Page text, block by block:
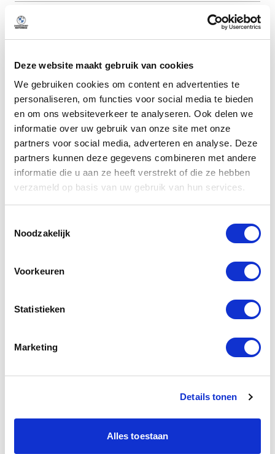
Deze website maakt gebruik van cookies
We gebruiken cookies om content en advertenties te
personaliseren, om functies voor social media te bieden
en om ons websiteverkeer te analyseren. Ook delen we
informatie over uw gebruik van onze site met onze
partners voor social media, adverteren en analyse. Deze
partners kunnen deze gegevens combineren met andere
informatie die u aan ze heeft verstrekt of die ze hebben
verzameld op basis van uw gebruik van hun services.
Noodzakelijk
Voorkeuren
Statistieken
Marketing
Details tonen
Alles toestaan
Handgeschakeld
Transmissie
Omschrijving
Meer weergeven
Alle opties